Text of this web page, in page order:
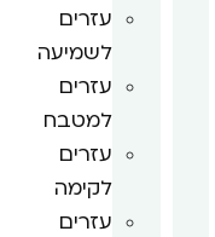
עזרים
לשמיעה
עזרים
למטבח
עזרים
לקימה
עזרים